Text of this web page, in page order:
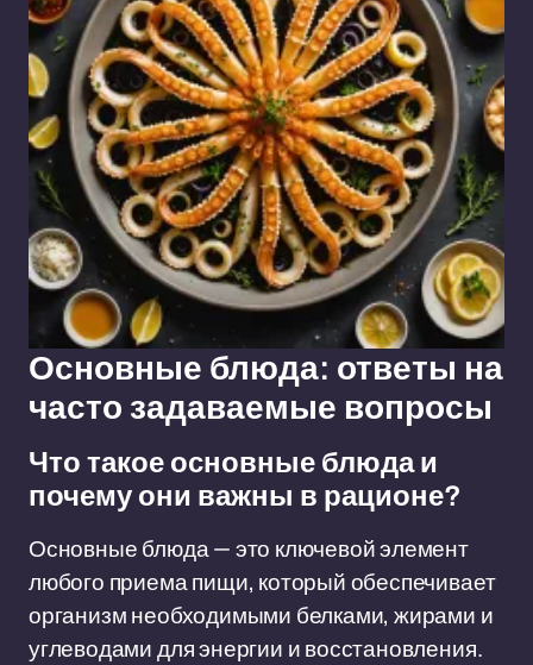
Основные блюда: ответы на
часто задаваемые вопросы
Что такое основные блюда и
почему они важны в рационе?
Основные блюда — это ключевой элемент
любого приема пищи, который обеспечивает
организм необходимыми белками, жирами и
углеводами для энергии и восстановления.